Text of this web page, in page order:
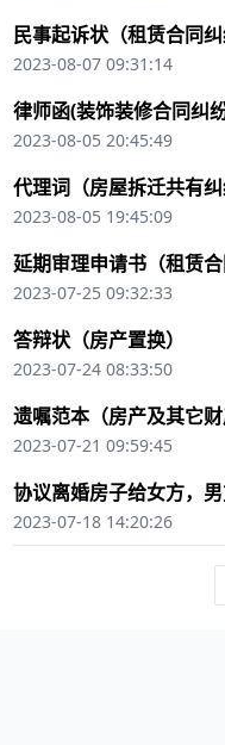
民事起诉状（租赁合同
2023-08-07 09:31:14
律师函(装饰装修合同纠
2023-08-05 20:45:49
代理词（房屋拆迁共有
2023-08-05 19:45:09
延期审理申请书（租赁
2023-07-25 09:32:33
答辩状（房产置换）
2023-07-24 08:33:50
遗嘱范本（房产及其它
2023-07-21 09:59:45
协议离婚房子给女方，
2023-07-18 14:20:26